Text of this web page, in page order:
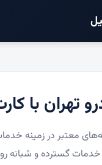
تهران با
معتبر در زمینه
خدمات گسترده و شبانه